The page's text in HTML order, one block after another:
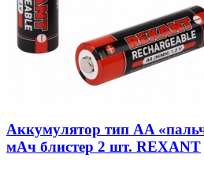
Аккумулятор тип AA
мАч блистер 2 шт. REXANT